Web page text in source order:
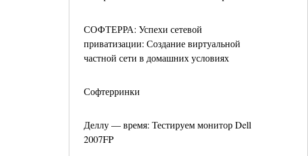
СОФТЕРРА: Успехи сетевой
приватизации: Создание виртуальной
частной сети в домашних условиях
Софтерринки
Деллу — время: Тестируем монитор Dell
2007FP